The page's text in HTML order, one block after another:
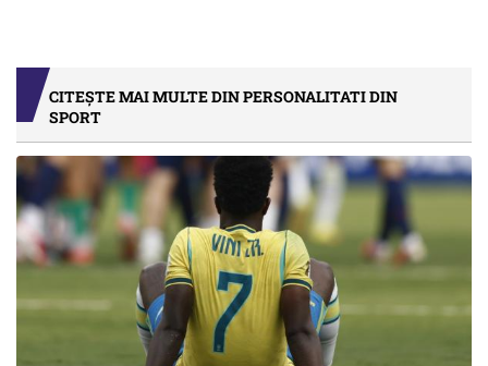
CITEȘTE MAI MULTE DIN PERSONALITATI DIN
SPORT